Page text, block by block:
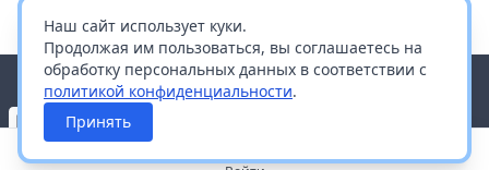
Наш сайт использует куки.
Продолжая им пользоваться, вы соглашаетесь на
обработку персональных данных в соответствии с
политикой конфиденциальности.
Принять